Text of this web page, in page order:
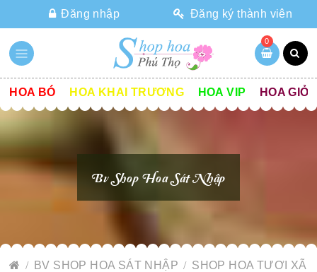
Đăng nhập Đăng ký thành viên
0
HOA BÓ HOA KHAI TRƯƠNG HOA VIP HOA GIỎ
Bv Shop Hoa Sát Nhập
BV SHOP HOA SÁT NHẬP SHOP HOA TƯƠI XÃ